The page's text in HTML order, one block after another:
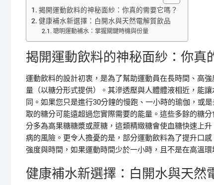
揭開運動飲料的神秘面紗：你真的需要它嗎？
健康補水新選擇：白開水與天然電解質飲品
聰明運動補水：掌握關鍵時機與份量
揭開運動飲料的神秘面紗：你真
運動飲料的設計初衷，是為了幫助運動員在長時間、高
量（以糖分形式提供）。其滲透壓與人體體液相近，能
同。如果您只是進行30分鐘的慢跑、一小時的瑜伽，或
取的糖分可能遠超過您實際需要的能量。這些多餘的糖
分多為高果糖糖漿或蔗糖，這類精緻糖會使血糖快速上
病的風險。更令人擔憂的是，部分運動飲料為了提升口
強度與時間，如果運動時間少於一小時，且不是在高溫
健康補水新選擇：白開水與天然